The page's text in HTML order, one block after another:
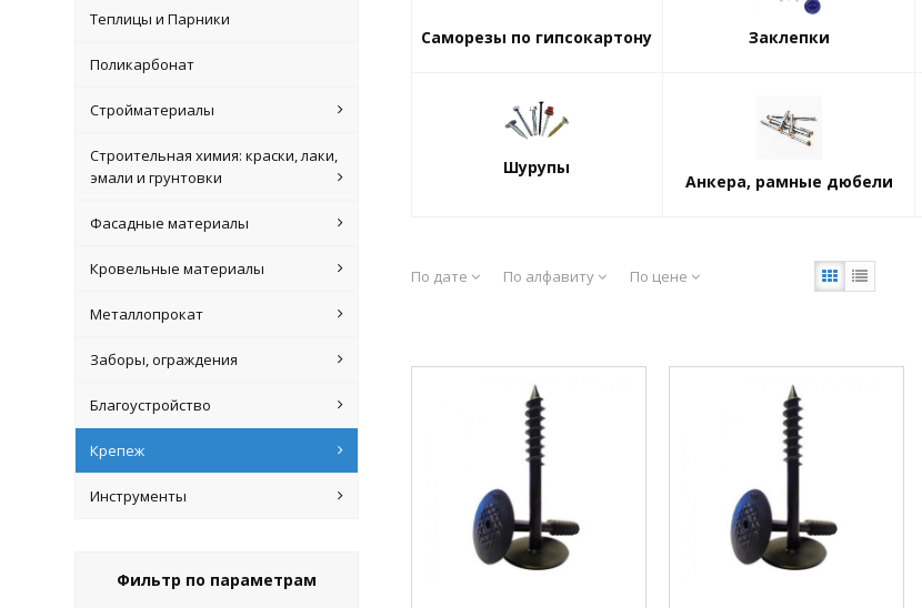
Теплицы и Парники
Поликарбонат
Стройматериалы
Строительная химия: краски, лаки,
эмали и грунтовки
Фасадные материалы
Кровельные материалы
Металлопрокат
Заборы, ограждения
Благоустройство
Крепеж
Инструменты
Фильтр по параметрам
Саморезы по гипсокартону Заклепки
Шурупы
Анкера, рамные дюбели
По дате По алфавиту По цене